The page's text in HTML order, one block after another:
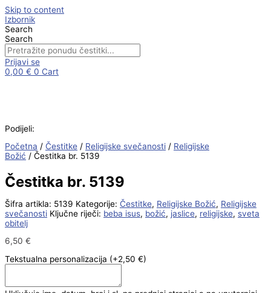
Skip to content
Izbornik
Search
Search
Prijavi se
0,00 € 0 Cart
Podijeli:
Početna / Čestitke / Religijske svečanosti / Religijske
Božić / Čestitka br. 5139
Čestitka br. 5139
Šifra artikla: 5139 Kategorije: Čestitke, Religijske Božić, Religijske
svečanosti Ključne riječi: beba isus, božić, jaslice, religijske, sveta
obitelj
6,50 €
Tekstualna personalizacija (+2,50 €)